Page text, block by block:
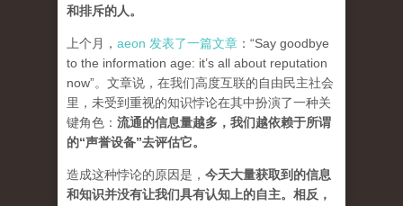
和排斥的人。
上个月， aeon 发表了一篇文章 ：“Say goodbye
to the information age: it’s all about reputation
now”。文章说，在我们高度互联的自由民主社会
里，未受到重视的知识悖论在其中扮演了一种关
键角色： 流通的信息量越多，我们越依赖于所谓
的“声誉设备”去评估它。
造成这种悖论的原因是， 今天大量获取到的信息
和知识并没有让我们具有认知上的自主。相反，